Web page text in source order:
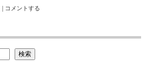
コメントする
検索